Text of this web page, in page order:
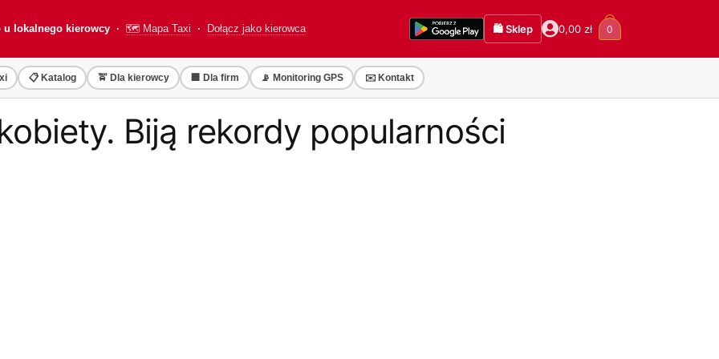
u lokalnego kierowcy · 🗺️ Mapa Taxi · Dołącz jako kierowca 🛍️ Sklep 0,00 zł 0
📋 Katalog 🚖 Dla kierowcy 🏢 Dla firm 📡 Monitoring GPS ✉️ Kontakt
Biją rekordy popularności